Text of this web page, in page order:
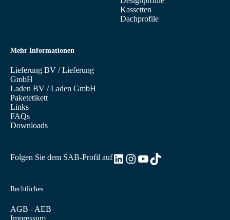
Kassetten
Dachprofile
Mehr Informationen
Lieferung BV /Lieferung
GmbH
Laden BV /Laden GmbH
Paketetikett
Links
FAQs
Downloads
Rechtliches
AGB - AEB
Impressum
Folgen Sie dem SAB-Profil aufLinkedIn
Instagram
YouTube
TikTok